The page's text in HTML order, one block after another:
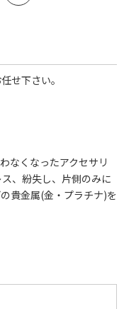
せ下さい。
なくなったアクセサリ
、紛失し、片側のみに
貴金属(金・プラチナ)を